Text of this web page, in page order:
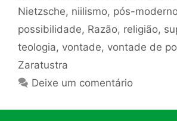
Nietzsche, niilismo, pós-
possibilidade, Razão, religião,
teologia, vontade, vontade de
Zaratustra
Deixe um comentário